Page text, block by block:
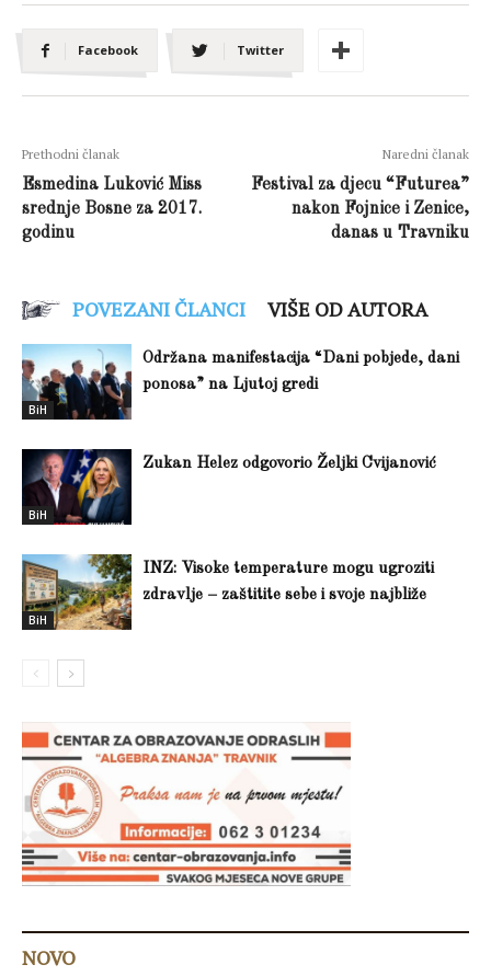
Facebook Twitter
Prethodni članak
Esmedina Luković Miss
srednje Bosne za 2017.
godinu
Naredni članak
Festival za djecu “Futurea”
nakon Fojnice i Zenice,
danas u Travniku
POVEZANI ČLANCI VIŠE OD AUTORA
BiH
Održana manifestacija “Dani pobjede, dani
ponosa” na Ljutoj gredi
BiH
Zukan Helez odgovorio Željki Cvijanović
BiH
INZ: Visoke temperature mogu ugroziti
zdravlje – zaštitite sebe i svoje najbliže
NOVO